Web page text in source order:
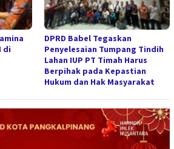
di
DPRD Babel Tegaskan
Penyelesaian Tumpang Tindih
Lahan IUP PT Timah Harus
Berpihak pada Kepastian
Hukum dan Hak Masyarakat